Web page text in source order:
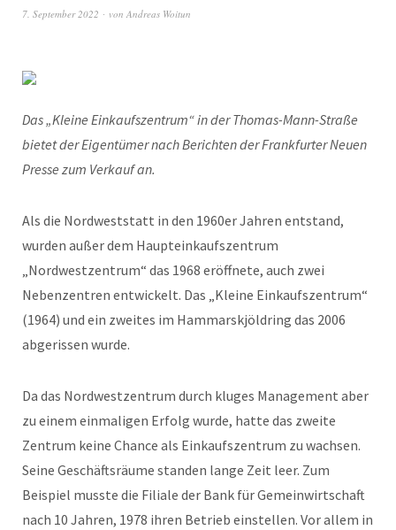
7. September 2022 von Andreas Woitun
Das „Kleine Einkaufszentrum“ in der Thomas-Mann-Straße
bietet der Eigentümer nach Berichten der Frankfurter Neuen
Presse zum Verkauf an.
Als die Nordweststatt in den 1960er Jahren entstand,
wurden außer dem Haupteinkaufszentrum
„Nordwestzentrum“ das 1968 eröffnete, auch zwei
Nebenzentren entwickelt. Das „Kleine Einkaufszentrum“
(1964) und ein zweites im Hammarskjöldring das 2006
abgerissen wurde.
Da das Nordwestzentrum durch kluges Management aber
zu einem einmaligen Erfolg wurde, hatte das zweite
Zentrum keine Chance als Einkaufszentrum zu wachsen.
Seine Geschäftsräume standen lange Zeit leer. Zum
Beispiel musste die Filiale der Bank für Gemeinwirtschaft
nach 10 Jahren, 1978 ihren Betrieb einstellen. Vor allem in